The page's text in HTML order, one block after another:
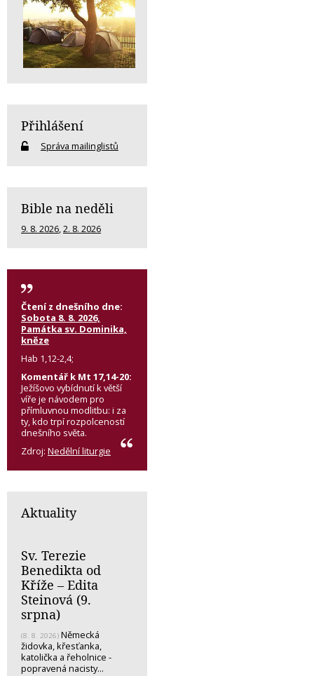
Přihlášení
Správa mailinglistů
Bible na neděli
9. 8. 2026,2. 8. 2026
Čtení z dnešního dne:
Sobota 8. 8. 2026,
Památka sv. Dominika,
kněze
Hab 1,12-2,4;
Komentář k Mt 17,14-20:
Ježíšovo vybídnutí k větší
víře je návodem pro
přímluvnou modlitbu: i za
ty, kdo trpí rozpolceností
dnešního světa.
Zdroj: Nedělní liturgie
Aktuality
Sv. Terezie
Benedikta od
Kříže – Edita
Steinová (9.
srpna)
(8. 8. 2026) Německá
židovka, křesťanka,
katolička a řeholnice -
popravená nacisty...